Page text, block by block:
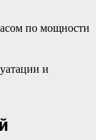
по мощности
и